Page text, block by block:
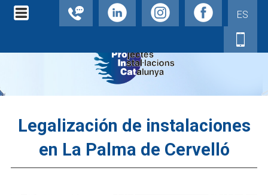
ES
Legalización de instalaciones
en La Palma de Cervelló